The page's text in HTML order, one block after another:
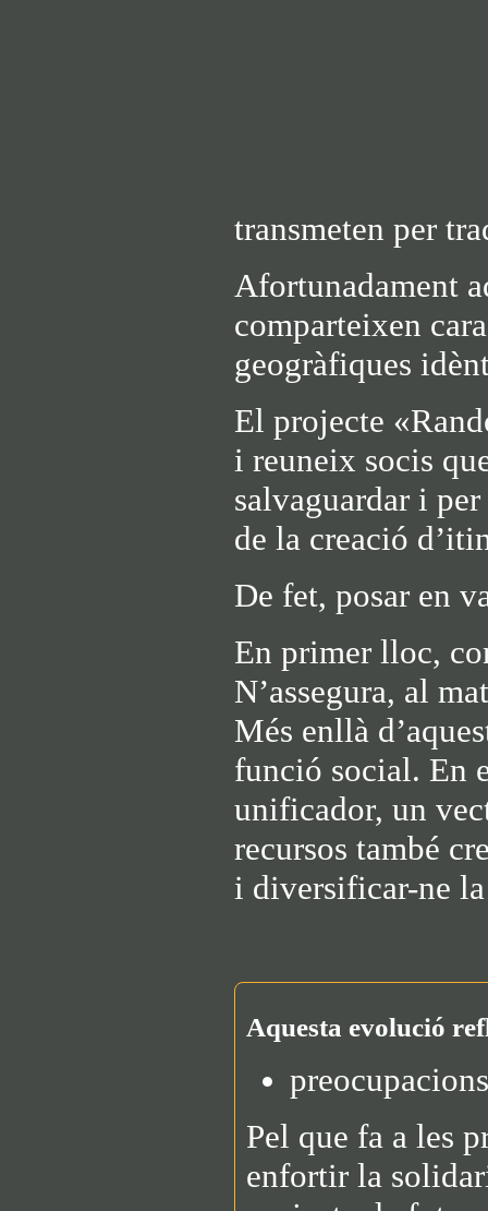
transmeten per
Afortunadament
comparteixen
geogràfiques
El projecte
i reuneix socis
salvaguardar i
de la creació
De fet, posar en
En primer lloc,
N’assegura, al
Més enllà
funció social. En
unificador, un
recursos també
i diversificar-ne
Aquesta evolució
Pel que fa a les
enfortir la